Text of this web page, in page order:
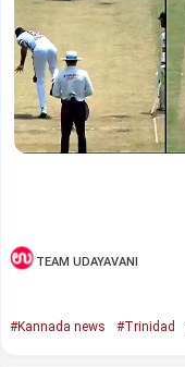
TEAM UDAYAVANI
#Kannada news #Trinidad